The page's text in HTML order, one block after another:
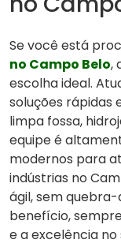
Se você está
no Campo Belo,
escolha ideal.
soluções rápidas
limpa fossa,
equipe é
modernos para
indústrias no
ágil, sem
benefício,
e a excelência no